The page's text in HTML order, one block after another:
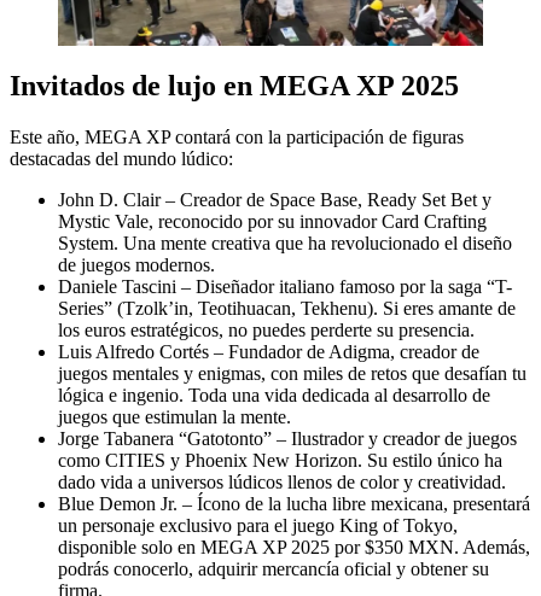
Invitados de lujo en MEGA XP 2025
Este año, MEGA XP contará con la participación de figuras
destacadas del mundo lúdico:
John D. Clair – Creador de Space Base, Ready Set Bet y
Mystic Vale, reconocido por su innovador Card Crafting
System. Una mente creativa que ha revolucionado el diseño
de juegos modernos.
Daniele Tascini – Diseñador italiano famoso por la saga “T-
Series” (Tzolk’in, Teotihuacan, Tekhenu). Si eres amante de
los euros estratégicos, no puedes perderte su presencia.
Luis Alfredo Cortés – Fundador de Adigma, creador de
juegos mentales y enigmas, con miles de retos que desafían tu
lógica e ingenio. Toda una vida dedicada al desarrollo de
juegos que estimulan la mente.
Jorge Tabanera “Gatotonto” – Ilustrador y creador de juegos
como CITIES y Phoenix New Horizon. Su estilo único ha
dado vida a universos lúdicos llenos de color y creatividad.
Blue Demon Jr. – Ícono de la lucha libre mexicana, presentará
un personaje exclusivo para el juego King of Tokyo,
disponible solo en MEGA XP 2025 por $350 MXN. Además,
podrás conocerlo, adquirir mercancía oficial y obtener su
firma.